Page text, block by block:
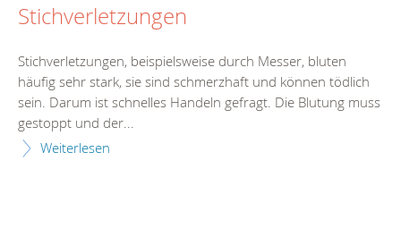
Stichverletzungen
Stichverletzungen, beispielsweise durch Messer, bluten
häufig sehr stark, sie sind schmerzhaft und können tödlich
sein. Darum ist schnelles Handeln gefragt. Die Blutung muss
gestoppt und der...
Weiterlesen